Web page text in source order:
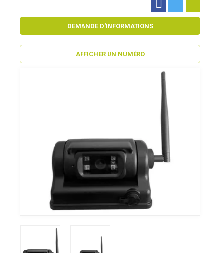
DEMANDE D'INFORMATIONS
AFFICHER UN NUMÉRO